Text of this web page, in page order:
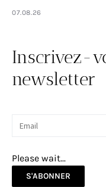
07.08.26
Inscrivez-
newsletter
Please wait...
S'ABONNER